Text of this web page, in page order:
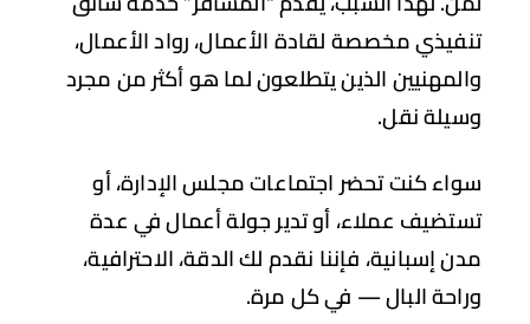
مخصصة لقادة الأعمال، رواد الأعمال،
الذين يتطلعون لما هو أكثر من مجرد
نقل.
كنت تحضر اجتماعات مجلس الإدارة، أو
عملاء، أو تدير جولة أعمال في عدة
إسبانية، فإننا نقدم لك الدقة، الاحترافية،
البال — في كل مرة.